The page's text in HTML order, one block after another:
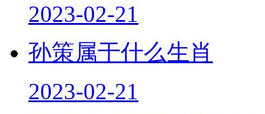
2023-02-21
孙策属于什么生肖
2023-02-21